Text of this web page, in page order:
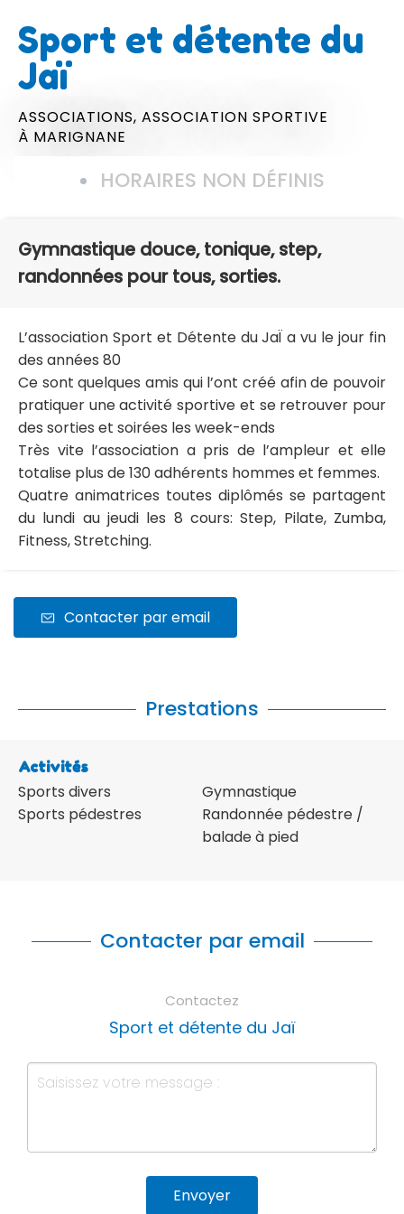
Sport et détente du
Jaï
ASSOCIATIONS, ASSOCIATION SPORTIVE
À MARIGNANE
HORAIRES NON DÉFINIS
Gymnastique douce, tonique, step,
randonnées pour tous, sorties.
L’association Sport et Détente du JaÏ a vu le jour fin
des années 80
Ce sont quelques amis qui l’ont créé afin de pouvoir
pratiquer une activité sportive et se retrouver pour
des sorties et soirées les week-ends
Très vite l’association a pris de l’ampleur et elle
totalise plus de 130 adhérents hommes et femmes.
Quatre animatrices toutes diplômés se partagent
du lundi au jeudi les 8 cours: Step, Pilate, Zumba,
Fitness, Stretching.
Contacter par email
Prestations
Activités
Sports divers
Sports pédestres
Gymnastique
Randonnée pédestre /
balade à pied
Contacter par email
Contactez
Sport et détente du Jaï
Envoyer